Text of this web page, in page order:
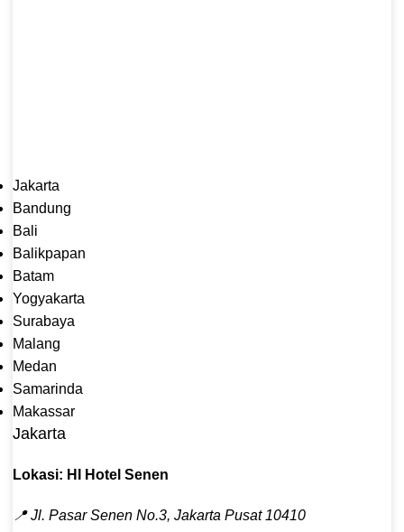
Jakarta
Bandung
Bali
Balikpapan
Batam
Yogyakarta
Surabaya
Malang
Medan
Samarinda
Makassar
Jakarta
Lokasi: HI Hotel Senen
📍 Jl. Pasar Senen No.3, Jakarta Pusat 10410